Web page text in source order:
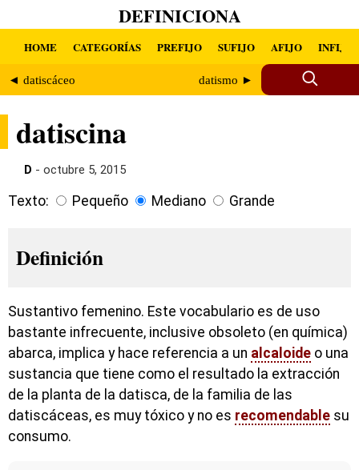
DEFINICIONA
HOME CATEGORÍAS PREFIJO SUFIJO AFIJO INFIJO
◄ datiscáceo datismo ►
datiscina
D - octubre 5, 2015
Texto: Pequeño Mediano Grande
Definición
Sustantivo femenino. Este vocabulario es de uso
bastante infrecuente, inclusive obsoleto (en química)
abarca, implica y hace referencia a un alcaloide o una
sustancia que tiene como el resultado la extracción
de la planta de la datisca, de la familia de las
datiscáceas, es muy tóxico y no es recomendable su
consumo.